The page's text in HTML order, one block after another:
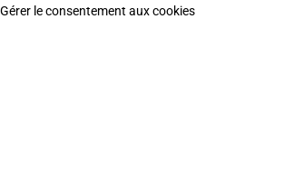
Gérer le consentement aux cookies